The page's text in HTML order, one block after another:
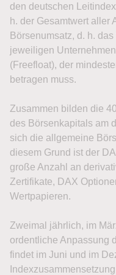
den deutschen
h. der Gesamtwert aller
Börsenumsatz, d. h.
jeweiligen
(Freefloat), der
betragen muss.
Zusammen bilden die
des Börsenkapitals am
sich die allgemeine
diesem Grund ist der
große Anzahl an
Zertifikate, DAX
Wertpapieren.
Zweimal jährlich, im
ordentliche Anpassung
findet im Juni und im